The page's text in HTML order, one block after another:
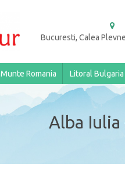
Bucuresti, Calea
Munte Romania Litoral Bulgaria
Alba